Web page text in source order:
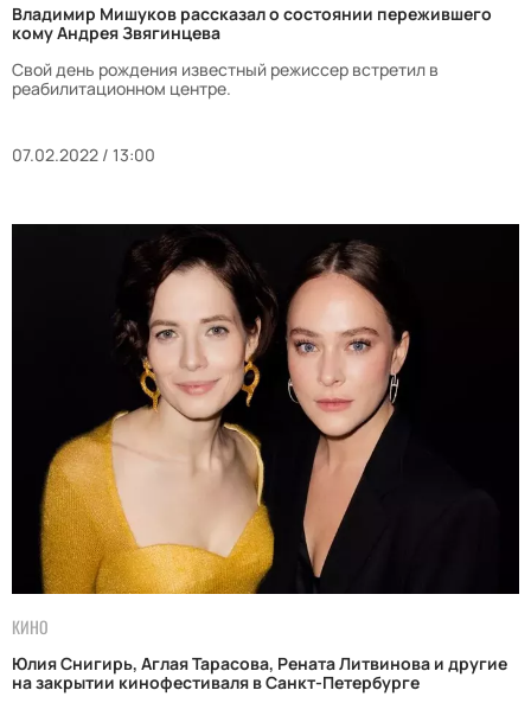
Владимир Мишуков рассказал о состоянии пережившего
кому Андрея Звягинцева
Свой день рождения известный режиссер встретил в
реабилитационном центре.
07.02.2022 / 13:00
КИНО
Юлия Снигирь, Аглая Тарасова, Рената Литвинова и другие
на закрытии кинофестиваля в Санкт-Петербурге